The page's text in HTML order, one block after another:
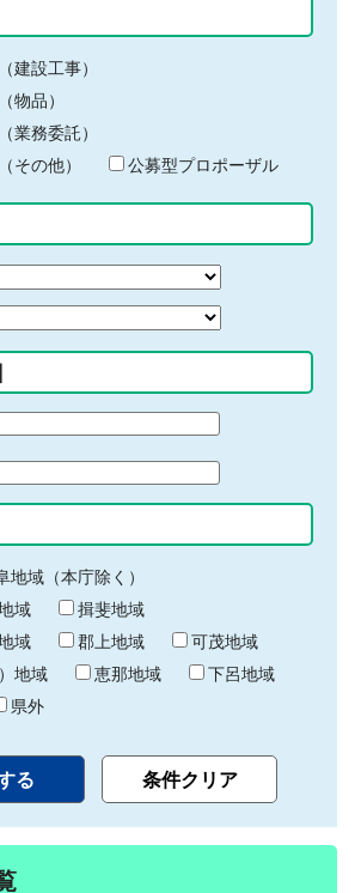
建設工事）
物品）
業務委託）
その他）
公募型プロポーザル
地域（本庁除く）
域
揖斐地域
域
郡上地域
可茂地域
地域
恵那地域
下呂地域
県外